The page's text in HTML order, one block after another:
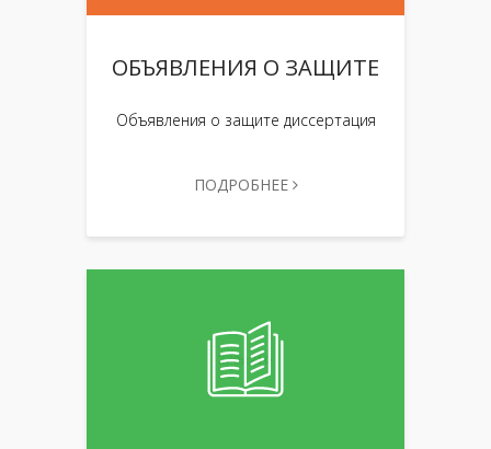
ОБЪЯВЛЕНИЯ О ЗАЩИТЕ
Объявления о защите диссертация
ПОДРОБНЕЕ